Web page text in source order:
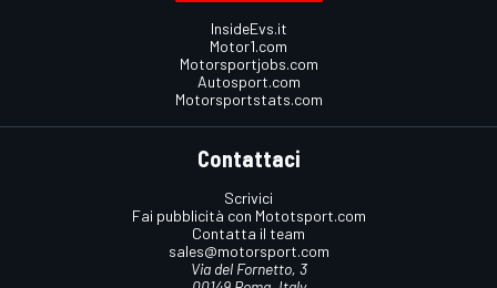
InsideEvs.it
Motor1.com
Motorsportjobs.com
Autosport.com
Motorsportstats.com
Contattaci
Scrivici
Fai pubblicità con Mototsport.com
Contatta il team
sales@motorsport.com
Via del Fornetto, 3